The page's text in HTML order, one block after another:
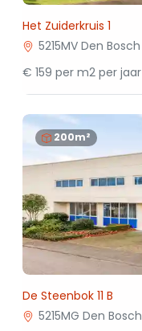
Het Zuiderkruis 1
5215MV Den Bosch
€ 159 per m2 per jaar
200m²
De Steenbok 11 B
5215MG Den Bosch